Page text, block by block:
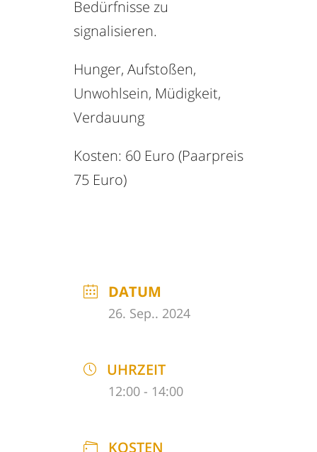
Bedürfnisse zu
signalisieren.
Hunger, Aufstoßen,
Unwohlsein, Müdigkeit,
Verdauung
Kosten: 60 Euro (Paarpreis
75 Euro)
DATUM
26. Sep.. 2024
UHRZEIT
12:00 - 14:00
KOSTEN